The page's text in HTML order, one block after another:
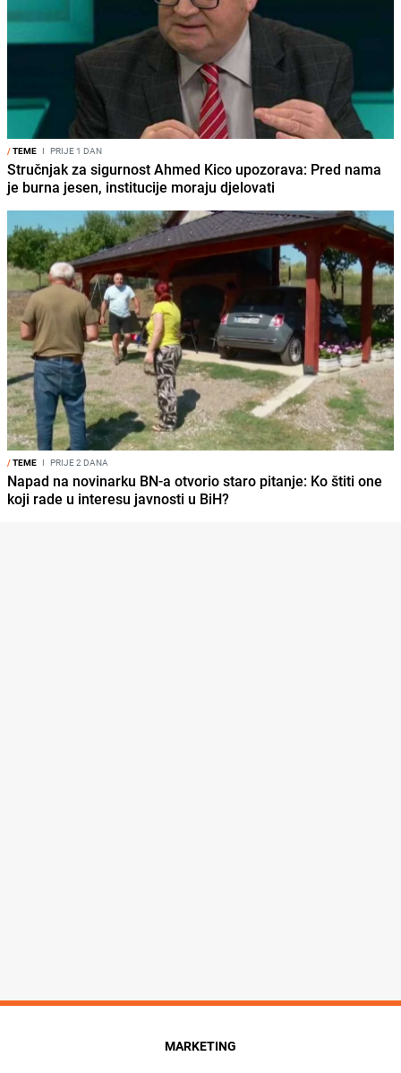
/TEME I PRIJE 1 DAN
Stručnjak za sigurnost Ahmed Kico upozorava: Pred nama
je burna jesen, institucije moraju djelovati
/TEME I PRIJE 2 DANA
Napad na novinarku BN-a otvorio staro pitanje: Ko štiti one
koji rade u interesu javnosti u BiH?
MARKETING